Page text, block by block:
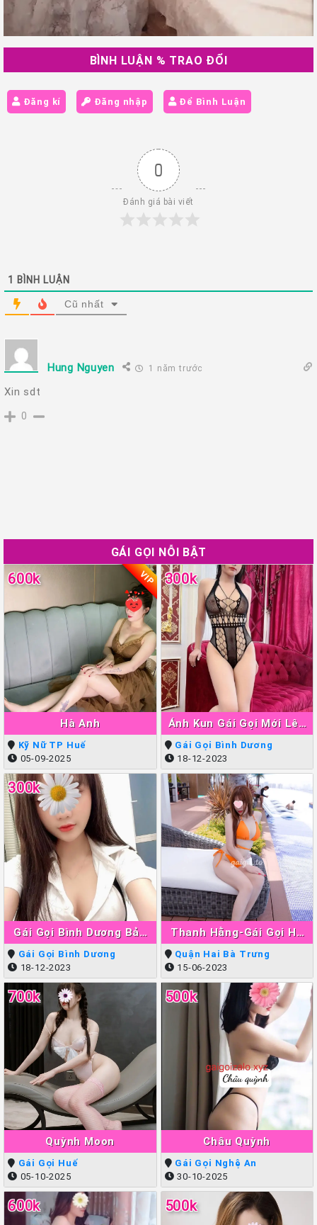
BÌNH LUẬN % TRAO ĐỔI
Đăng kí Đăng nhập Để Bình Luận
0
Đánh giá bài viết
1 BÌNH LUẬN
Cũ nhất
Hung Nguyen 1 năm trước
Xin sdt
0
GÁI GỌI NỖI BẬT
Hà Anh
600k VIP
Kỹ Nữ TP Huế
05-09-2025
Ánh Kun Gái Gọi Mới Lên
Sóng Thuận An
300k
Gái Gọi Bình Dương
18-12-2023
Gái Gọi Bình Dương Bảo
Ngân
300k
Gái Gọi Bình Dương
18-12-2023
Thanh Hằng-Gái Gọi Hà
Nội Làm Tình Giỏi Đẳng
Cấp
Quận Hai Bà Trưng
15-06-2023
Quỳnh Moon
700k
Gái Gọi Huế
05-10-2025
Châu Quỳnh
500k
Gái Gọi Nghệ An
30-10-2025
600k 500k